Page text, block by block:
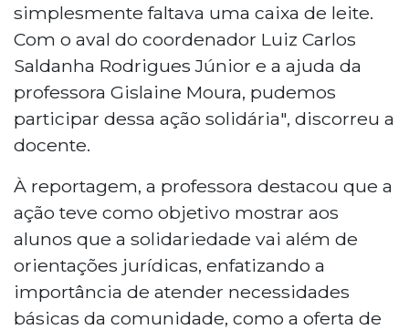
simplesmente faltava uma caixa de leite.
Com o aval do coordenador Luiz Carlos
Saldanha Rodrigues Júnior e a ajuda da
professora Gislaine Moura, pudemos
participar dessa ação solidária", discorreu a
docente.
À reportagem, a professora destacou que a
ação teve como objetivo mostrar aos
alunos que a solidariedade vai além de
orientações jurídicas, enfatizando a
importância de atender necessidades
básicas da comunidade, como a oferta de